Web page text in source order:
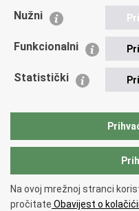
Udruge
Policijska akademija
Zaklada policijske
Vučetić"
Copyright © 2026 Policijska
Nužni
Funkcionalni
Statistički
Na ovoj mrežnoj stranci
pročitate Obavijest o